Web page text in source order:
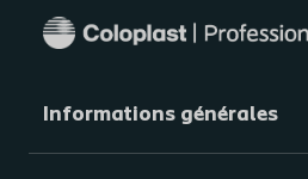
Informations générales​